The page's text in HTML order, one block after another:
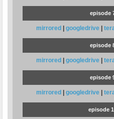
episode
mirrored googledrive
episode
mirrored googledrive
episode
mirrored googledrive
episode